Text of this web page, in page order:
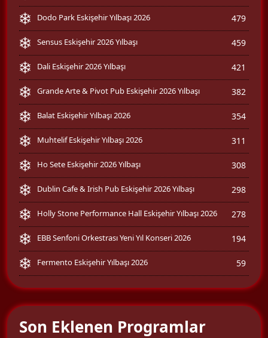
Dodo Park Eskişehir Yılbaşı 2026 479
Sensus Eskişehir 2026 Yılbaşı 459
Dali Eskişehir 2026 Yılbaşı 421
Grande Arte & Pivot Pub Eskişehir 2026 Yılbaşı 382
Balat Eskişehir Yılbaşı 2026 354
Muhtelif Eskişehir Yılbaşı 2026 311
Ho Sete Eskişehir 2026 Yılbaşı 308
Dublin Cafe & Irish Pub Eskişehir 2026 Yılbaşı 298
Holly Stone Performance Hall Eskişehir Yılbaşı 2026 278
EBB Senfoni Orkestrası Yeni Yıl Konseri 2026 194
Fermento Eskişehir Yılbaşı 2026 59
Son Eklenen Programlar